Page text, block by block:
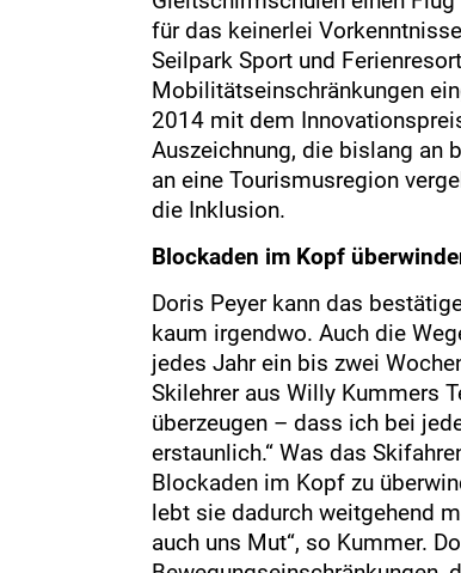
für das keinerlei
Seilpark Sport und
Mobilitätseinschränkungen
2014 mit dem
Auszeichnung, die bislang an
an eine Tourismusregion
die Inklusion.
Blockaden im Kopf
Doris Peyer kann das
kaum irgendwo. Auch die
jedes Jahr ein bis zwei
Skilehrer aus Willy Kummers
überzeugen – dass ich bei
erstaunlich.“ Was das
Blockaden im Kopf zu
lebt sie dadurch weitgehend
auch uns Mut“, so Kummer.